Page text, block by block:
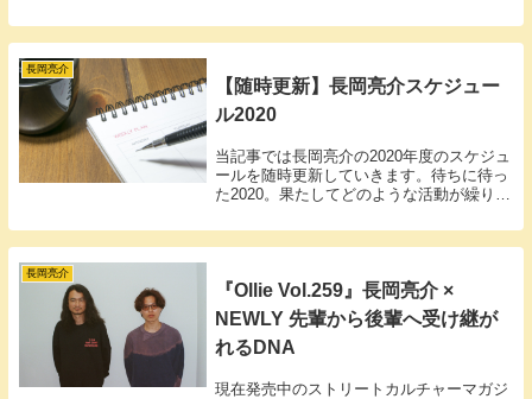
長岡亮介
【随時更新】長岡亮介スケジュー
ル2020
当記事では長岡亮介の2020年度のスケジュ
ールを随時更新していきます。待ちに待っ
た2020。果たしてどのような活動が繰り広
長岡亮介
『Ollie Vol.259』長岡亮介 ×
NEWLY 先輩から後輩へ受け継が
れるDNA
現在発売中のストリートカルチャーマガジ